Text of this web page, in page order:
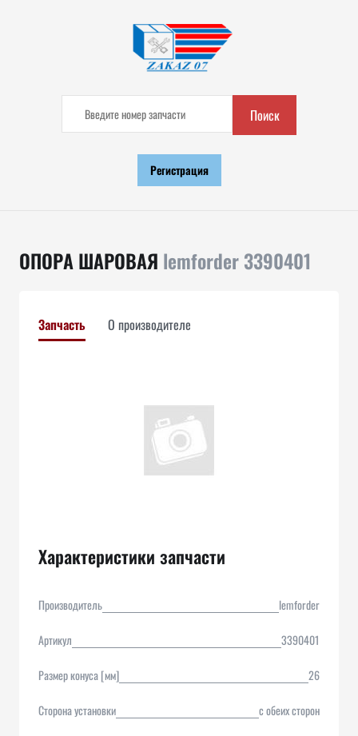
Поиск
Регистрация
ОПОРА ШАРОВАЯ lemforder 3390401
Запчасть О производителе
Характеристики запчасти
Производитель lemforder
Артикул 3390401
Размер конуса [мм] 26
Сторона установки с обеих сторон